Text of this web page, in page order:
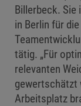
Billerbeck.
in Berlin für
tätig. „Für
relevanten
gewertschätzt
Arbeitsplatz